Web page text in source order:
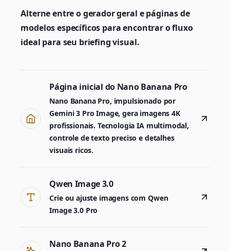
Alterne entre o gerador geral e páginas de
modelos específicos para encontrar o fluxo
ideal para seu briefing visual.
Página inicial do Nano Banana Pro
Nano Banana Pro, impulsionado por
Gemini 3 Pro Image, gera imagens 4K
profissionais. Tecnologia IA multimodal,
controle de texto preciso e detalhes
visuais ricos.
Qwen Image 3.0
Crie ou ajuste imagens com Qwen
Image 3.0 Pro
Nano Banana Pro 2